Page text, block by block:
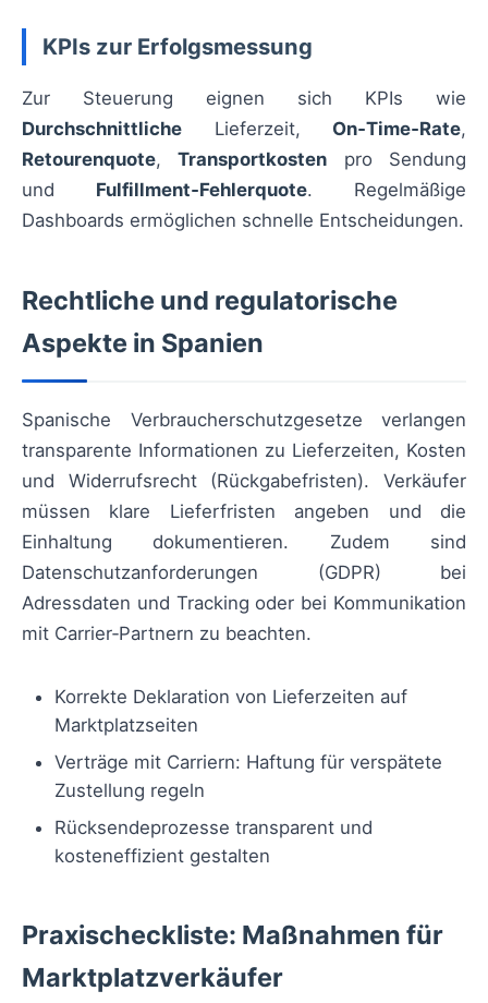
KPIs zur Erfolgsmessung
Zur Steuerung eignen sich KPIs wie
Durchschnittliche Lieferzeit, On‑Time‑Rate,
Retourenquote,Transportkosten pro Sendung
und Fulfillment‑Fehlerquote. Regelmäßige
Dashboards ermöglichen schnelle Entscheidungen.
Rechtliche und regulatorische
Aspekte in Spanien
Spanische Verbraucherschutzgesetze verlangen
transparente Informationen zu Lieferzeiten, Kosten
und Widerrufsrecht (Rückgabefristen). Verkäufer
müssen klare Lieferfristen angeben und die
Einhaltung dokumentieren. Zudem sind
Datenschutzanforderungen (GDPR) bei
Adressdaten und Tracking oder bei Kommunikation
mit Carrier‑Partnern zu beachten.
Korrekte Deklaration von Lieferzeiten auf
Marktplatzseiten
Verträge mit Carriern: Haftung für verspätete
Zustellung regeln
Rücksendeprozesse transparent und
kosteneffizient gestalten
Praxischeckliste: Maßnahmen für
Marktplatzverkäufer